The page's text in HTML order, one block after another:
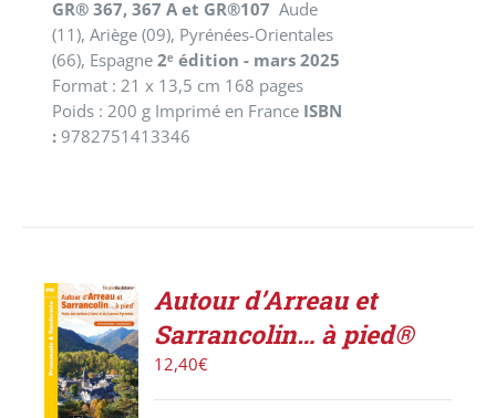
GR® 367, 367 A et GR®107 Aude
(11), Ariège (09), Pyrénées-Orientales
(66), Espagne2ᵉ édition - mars 2025
Format : 21 x 13,5 cm 168 pages
Poids : 200 g Imprimé en France ISBN
: 9782751413346
ACHETER
LE
PRODUIT
/
DÉTAILS
Autour d’Arreau et
Sarrancolin… à pied®
12,40€